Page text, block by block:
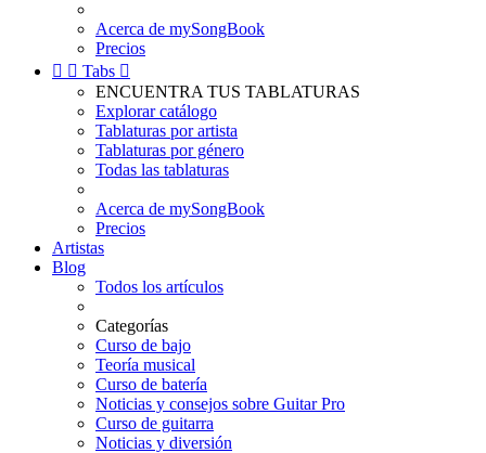
Acerca de mySongBook
Precios
  Tabs 
ENCUENTRA TUS TABLATURAS
Explorar catálogo
Tablaturas por artista
Tablaturas por género
Todas las tablaturas
Acerca de mySongBook
Precios
Artistas
Blog
Todos los artículos
Categorías
Curso de bajo
Teoría musical
Curso de batería
Noticias y consejos sobre Guitar Pro
Curso de guitarra
Noticias y diversión